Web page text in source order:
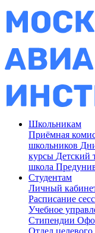
Школьникам
Приёмная
школьников
курсы Детский
школа
Студентам
Личный
Расписание
Учебное
Стипендии